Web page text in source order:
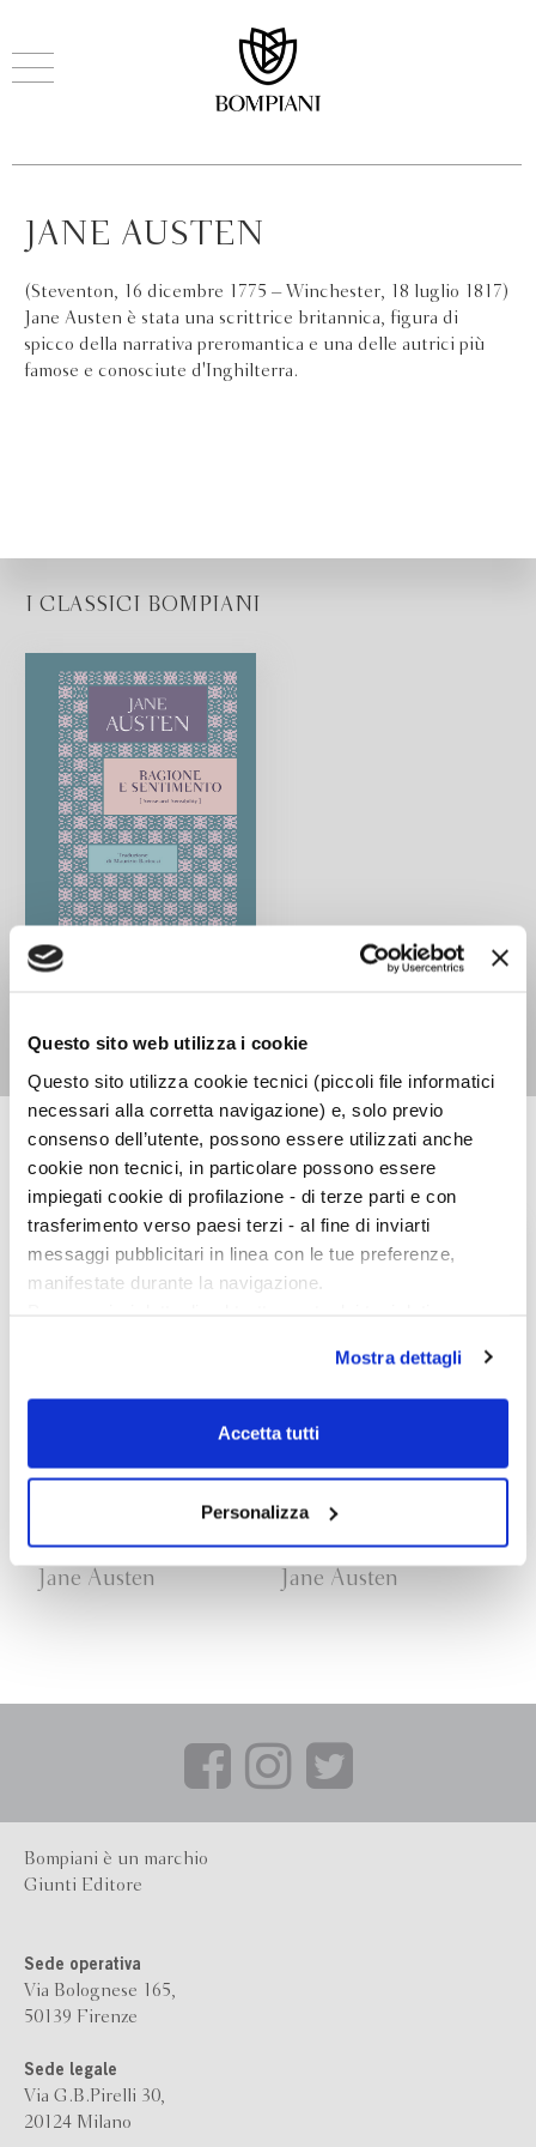
Questo sito web utilizza i cookie
Questo sito utilizza cookie tecnici (piccoli file informatici
necessari alla corretta navigazione) e, solo previo
consenso dell’utente, possono essere utilizzati anche
cookie non tecnici, in particolare possono essere
impiegati cookie di profilazione - di terze parti e con
trasferimento verso paesi terzi - al fine di inviarti
messaggi pubblicitari in linea con le tue preferenze,
manifestate durante la navigazione.
scelte privacy sui cookie, ti invitiamo a prendere visione
dell’informativa cookie.
Chiudendo il banner tramite la “X” prosegui la
dei soli cookie tecnici. Selezionando “Accetta tutti” presti
il tuo consenso alla profilazione che potrai revocare in
ogni momentoRevoca
Mostra dettagli
Accetta tutti
Personalizza
JANE AUSTEN
(Steventon, 16 dicembre 1775 – Winchester, 18 luglio 1817)
Jane Austen è stata una scrittrice britannica, figura di
spicco della narrativa preromantica e una delle autrici più
famose e conosciute d'Inghilterra.
I CLASSICI BOMPIANI
Jane Austen
I CLASSICI
Orgoglio e pregiudizio
Jane Austen
Northanger Abbey
Jane Austen
Bompiani è un marchio
Giunti Editore
Sede operativa
Via Bolognese 165,
50139 Firenze
Sede legale
Via G.B.Pirelli 30,
20124 Milano